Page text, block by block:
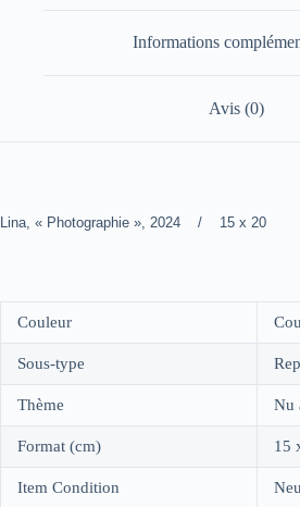
Informations
Avis (0)
Lina, « Photographie », 2024 / 15 x 20
Couleur
Sous-type
Thème Nu
Format (cm) 15
Item Condition